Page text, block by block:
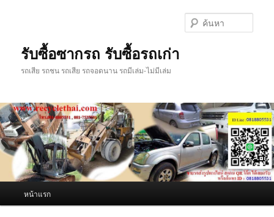
รับซื้อซากรถ รับซื้อรถเก่า
รถเสีย รถชน รถเสีย รถจอดนาน รถมีเล่ม-ไม่มีเล่ม
หน้าแรก